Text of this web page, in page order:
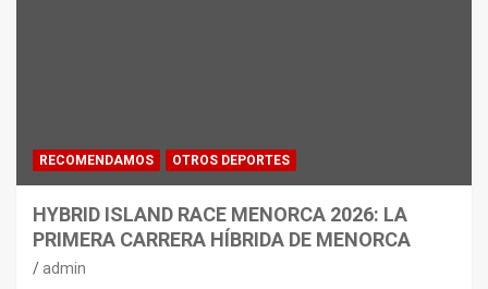
RECOMENDAMOS OTROS DEPORTES
HYBRID ISLAND RACE MENORCA 2026: LA
PRIMERA CARRERA HÍBRIDA DE MENORCA
admin